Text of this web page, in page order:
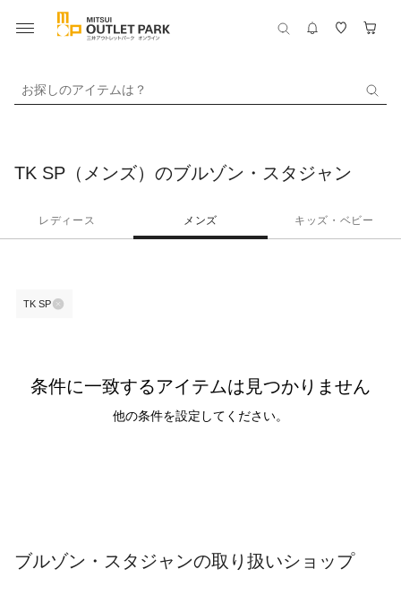
お探しのアイテムは？
TK SP（メンズ）のブルゾン・スタジャン
レディース メンズ キッズ・ベビー
TK SP
条件に一致するアイテムは見つかりません
他の条件を設定してください。
ブルゾン・スタジャンの取り扱いショップ